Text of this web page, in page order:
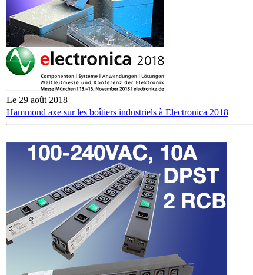
Le 29 août 2018
Hammond axe sur les boîtiers industriels à Electronica 2018